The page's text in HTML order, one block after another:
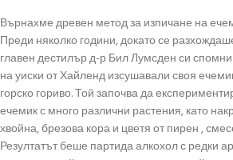
Върнахме древен метод за изпичане на
Преди няколко години, докато се
главен дестилър д-р Бил Лумсден си
на уиски от Хайленд изсушавали своя
горско гориво. Той започва да
ечемик с много различни растения, като
хвойна, брезова кора и цветя от пирен ,
Резултатът беше партида алкохол с редки